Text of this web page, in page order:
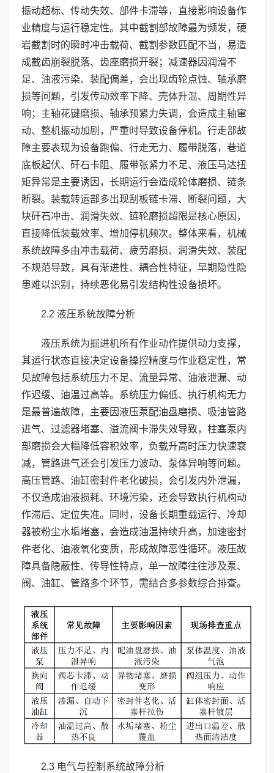
振动超标、传动失效、部件卡滞等，直接影响设备作
业精度与运行稳定性。其中截割部故障最为频发，硬
岩截割时的瞬时冲击载荷、截割参数匹配不当，易造
成截齿崩裂脱落、齿座磨损开裂；减速器因润滑不
足、油液污染、装配偏差，会出现齿轮点蚀、轴承磨
损等问题，引发传动效率下降、壳体升温、周期性异
响；主轴花键磨损、轴承预紧力失调，会造成主轴窜
动、整机振动加剧，严重时导致设备停机。行走部故
障主要表现为设备跑偏、行走无力、履带脱落，巷道
底板起伏、矸石卡阻、履带张紧力不足、液压马达扭
矩异常是主要诱因，长期运行会造成轮体磨损、链条
断裂。装载转运部多出现刮板链卡滞、断裂问题，大
块矸石冲击、润滑失效、链轮磨损超限是核心原因，
直接降低装载效率、增加停机频次。整体来看，机械
系统故障多由冲击载荷、疲劳磨损、润滑失效、装配
不规范导致，具有渐进性、耦合性特征，早期隐性隐
患难以识别，持续恶化易引发结构性设备损坏。
2.2 液压系统故障分析
液压系统为掘进机所有作业动作提供动力支撑，
其运行状态直接决定设备操控精度与作业稳定性，常
见故障包括系统压力不足、流量异常、油液泄漏、动
作迟缓、油温过高等。系统压力偏低、执行机构无力
是最普遍故障，主要因液压泵配油盘磨损、吸油管路
进气、过滤器堵塞、溢流阀卡滞失效导致，柱塞泵内
部磨损会大幅降低容积效率，负载升高时压力快速衰
减，管路进气还会引发压力波动、泵体异响等问题。
高压管路、油缸密封件老化破损，会引发内外泄漏，
不仅造成油液损耗、环境污染，还会导致执行机构动
作滞后、定位失准。同时，设备长期重载运行、冷却
器被粉尘水垢堵塞，会造成油温持续升高，加速密封
件老化、油液氧化变质，形成故障恶性循环。液压故
障具备隐蔽性、传导性特点，单一故障往往涉及泵、
阀、油缸、管路多个环节，需结合多参数综合排查。
2.3 电气与控制系统故障分析